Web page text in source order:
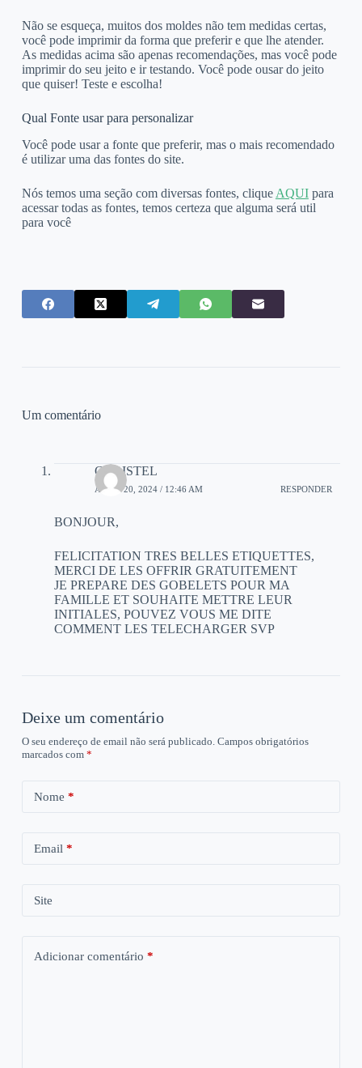
Não se esqueça, muitos dos moldes não tem medidas certas,
você pode imprimir da forma que preferir e que lhe atender.
As medidas acima são apenas recomendações, mas você pode
imprimir do seu jeito e ir testando. Você pode ousar do jeito
que quiser! Teste e escolha!
Qual Fonte usar para personalizar
Você pode usar a fonte que preferir, mas o mais recomendado
é utilizar uma das fontes do site.
Nós temos uma seção com diversas fontes, clique AQUIpara
acessar todas as fontes, temos certeza que alguma será util
para você
Um comentário
CHRISTEL
ABRIL 20, 2024 / 12:46 AM RESPONDER
BONJOUR,
FELICITATION TRES BELLES ETIQUETTES,
MERCI DE LES OFFRIR GRATUITEMENT
JE PREPARE DES GOBELETS POUR MA
FAMILLE ET SOUHAITE METTRE LEUR
INITIALES, POUVEZ VOUS ME DITE
COMMENT LES TELECHARGER SVP
Deixe um comentário
O seu endereço de email não será publicado. Campos obrigatórios
marcados com *
Nome *
Email *
Site
Adicionar comentário *